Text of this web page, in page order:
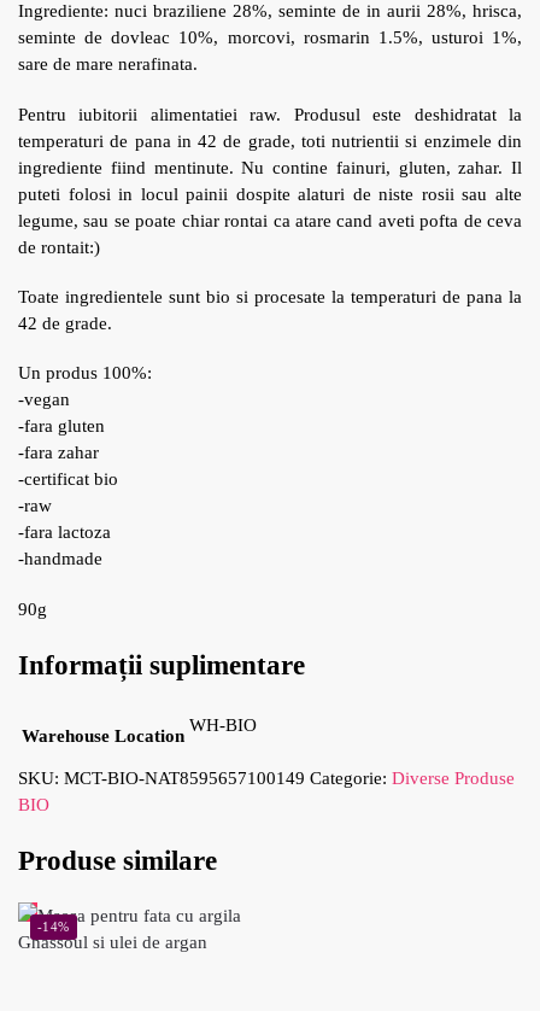
Ingrediente: nuci braziliene 28%, seminte de in aurii 28%, hrisca,
seminte de dovleac 10%, morcovi, rosmarin 1.5%, usturoi 1%,
sare de mare nerafinata.
Pentru iubitorii alimentatiei raw. Produsul este deshidratat la
temperaturi de pana in 42 de grade, toti nutrientii si enzimele din
ingrediente fiind mentinute. Nu contine fainuri, gluten, zahar. Il
puteti folosi in locul painii dospite alaturi de niste rosii sau alte
legume, sau se poate chiar rontai ca atare cand aveti pofta de ceva
de rontait:)
Toate ingredientele sunt bio si procesate la temperaturi de pana la
42 de grade.
Un produs 100%:
-vegan
-fara gluten
-fara zahar
-certificat bio
-raw
-fara lactoza
-handmade
90g
Informații suplimentare
Warehouse Location
WH-BIO
SKU: MCT-BIO-NAT8595657100149 Categorie: Diverse Produse
BIO
Produse similare
-14%